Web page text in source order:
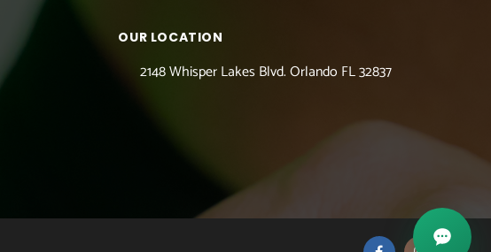
OUR LOCATION
2148 Whisper Lakes Blvd. Orlando FL 32837